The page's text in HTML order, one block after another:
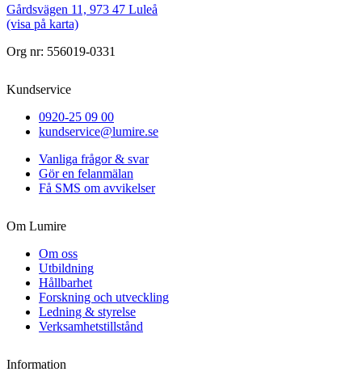
Gårdsvägen 11, 973 47 Luleå
(visa på karta)
Org nr: 556019-0331
Kundservice
0920-25 09 00
kundservice@lumire.se
Vanliga frågor & svar
Gör en felanmälan
Få SMS om avvikelser
Om Lumire
Om oss
Utbildning
Hållbarhet
Forskning och utveckling
Ledning & styrelse
Verksamhetstillstånd
Information